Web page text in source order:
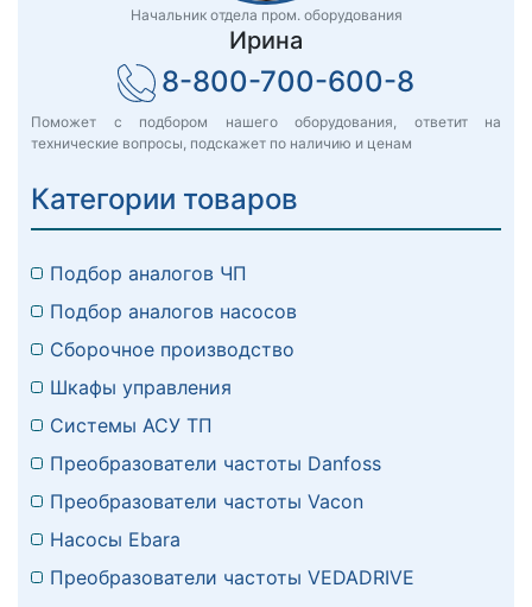
Начальник отдела пром. оборудования
Ирина
8-800-700-600-8
Поможет с подбором нашего оборудования, ответит на
технические вопросы, подскажет по наличию и ценам
Категории товаров
Подбор аналогов ЧП
Подбор аналогов насосов
Сборочное производство
Шкафы управления
Системы АСУ ТП
Преобразователи частоты Danfoss
Преобразователи частоты Vacon
Насосы Ebara
Преобразователи частоты VEDADRIVE